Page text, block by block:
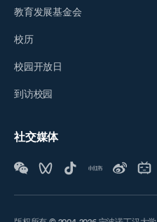
教育发展基金会
校历
校园开放日
到访校园
社交媒体